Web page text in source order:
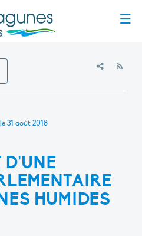
31 août 2018
HUMIDES